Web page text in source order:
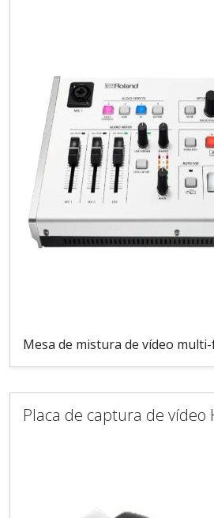
Mesa de mistura de vídeo
Placa de captura de vídeo